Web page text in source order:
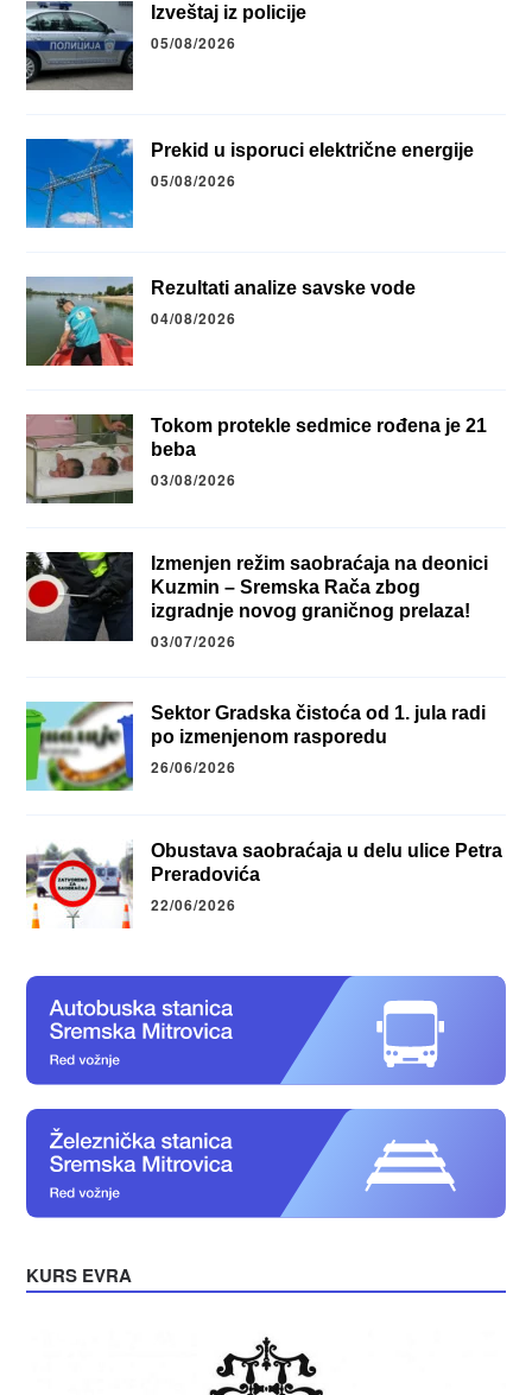
Izveštaj iz policije
05/08/2026
Prekid u isporuci električne energije
05/08/2026
Rezultati analize savske vode
04/08/2026
Tokom protekle sedmice rođena je 21
beba
03/08/2026
Izmenjen režim saobraćaja na deonici
Kuzmin – Sremska Rača zbog
izgradnje novog graničnog prelaza!
03/07/2026
Sektor Gradska čistoća od 1. jula radi
po izmenjenom rasporedu
26/06/2026
Obustava saobraćaja u delu ulice Petra
Preradovića
22/06/2026
KURS EVRA